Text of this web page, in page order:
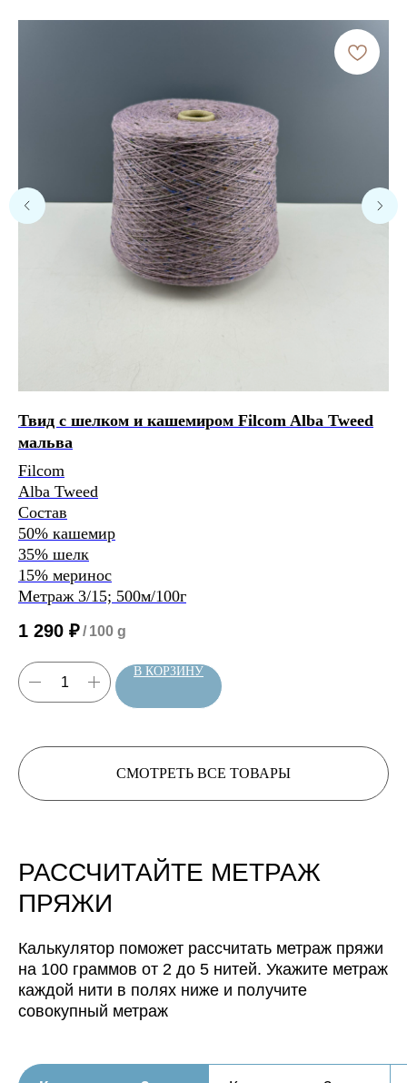
Твид с шелком и кашемиром Filcom Alba Tweed
мальва
Filcom
Alba Tweed
Состав
50% кашемир
35% шелк
15% меринос
Метраж 3/15; 500м/100г
1 290 ₽/ 100 g
В КОРЗИНУ
СМОТРЕТЬ ВСЕ ТОВАРЫ
РАССЧИТАЙТЕ МЕТРАЖ
ПРЯЖИ
Калькулятор поможет рассчитать метраж пряжи
на 100 граммов от 2 до 5 нитей. Укажите метраж
каждой нити в полях ниже и получите
совокупный метраж
Расчет метража 2 артикула
Нить, собранная из 2 нитей
будет иметь метраж:
Расчет метража 3 артикула
Расчет метража 4 артикула
Нить, собранная из 4 нитей
будет иметь метраж:
Расчет метража 5
артикулов
будет иметь метраж: